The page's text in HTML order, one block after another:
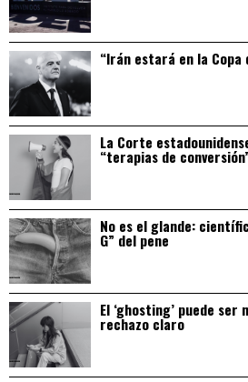
“Irán estará en la Copa
La Corte
“terapias de
No es el glande:
G” del pene
El ‘ghosting’ puede ser
rechazo claro